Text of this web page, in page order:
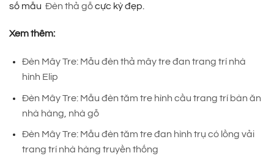
số mẫu Đèn thả gỗcực kỳ đẹp.
Xem thêm:
Đèn Mây Tre: Mẫu đèn thả mây tre đan trang trí nhà
hình Elip
Đèn Mây Tre: Mẫu đèn tăm tre hình cầu trang trí bàn ăn
nhà hàng, nhà gỗ
Đèn Mây Tre: Mẫu đèn tăm tre đan hình trụ có lồng vải
trang trí nhà hàng truyền thống